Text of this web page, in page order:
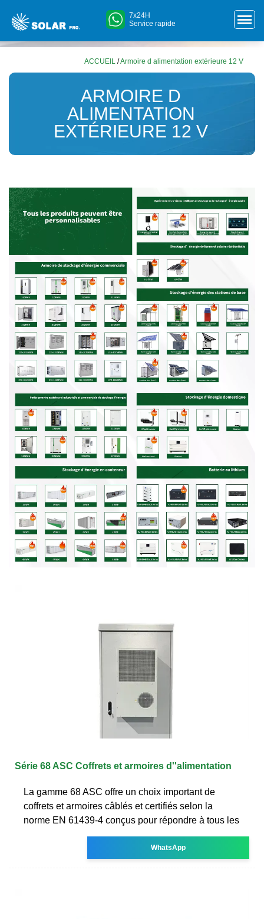
7x24H
Service rapide
ACCUEIL /Armoire d alimentation extérieure 12 V
ARMOIRE D
ALIMENTATION
EXTÉRIEURE 12 V
Série 68 ASC Coffrets et armoires d''alimentation
La gamme 68 ASC offre un choix important de
coffrets et armoires câblés et certifiés selon la
norme EN 61439-4 conçus pour répondre à tous les
WhatsApp